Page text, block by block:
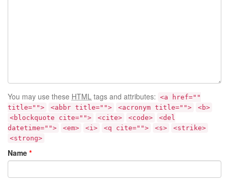
You may use these HTML tags and attributes: <a href=""
title="">
<abbr title=""> <acronym title="">
<b>
<blockquote cite="">
<cite> <code>
<del
datetime="">
<em> <i> <q cite=""> <s>
<strike>
<strong>
Name *